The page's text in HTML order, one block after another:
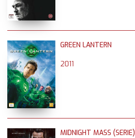
GREEN LANTERN
2011
MIDNIGHT MASS (SERIE)